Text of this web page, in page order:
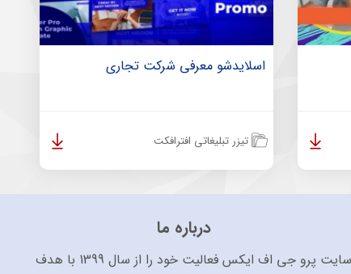
اسلایدشو معرفی شرکت تجاری
تیزر تبلیغاتی افترافکت
درباره ما
سایت پرو جی اف ایکس فعالیت خود را از سال 1399 با هدف